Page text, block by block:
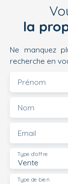
la
Ne manquez
recherche en
Prénom
Nom
Email
Vente
Type d'offre
Type de bien